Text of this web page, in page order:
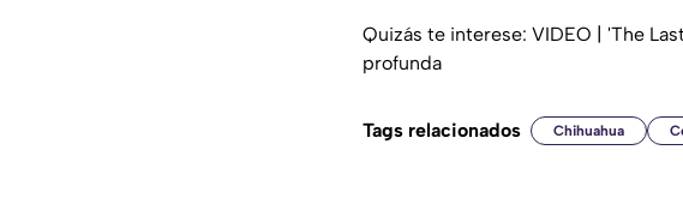
Quizás te interese: VIDEO | 'The
profunda
Tags relacionados Chihuahua